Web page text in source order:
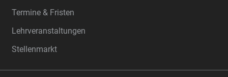
Termine & Fristen
Lehrveranstaltungen
Stellenmarkt